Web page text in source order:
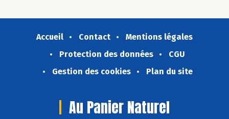
Accueil Contact
Mentions légales
Protection des données
CGU
Gestion des cookies
Plan du site
Au Panier Naturel